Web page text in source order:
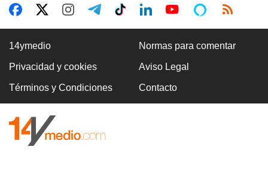
14ymedio Normas para comentar
Privacidad y cookies Aviso Legal
Términos y Condiciones Contacto